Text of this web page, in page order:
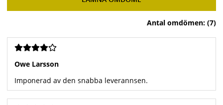
Antal omdömen: (7)
Owe Larsson
Imponerad av den snabba leverannsen.